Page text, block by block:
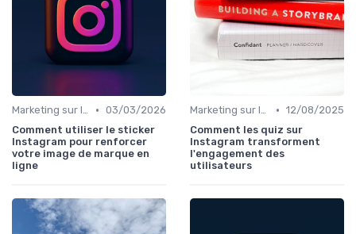
Marketing sur les Réseaux Sociaux • 03/03/2026
Comment utiliser le sticker
Instagram pour renforcer
votre image de marque en
ligne
Marketing sur les Réseaux Sociaux • 12/08/2025
Comment les quiz sur
Instagram transforment
l'engagement des
utilisateurs